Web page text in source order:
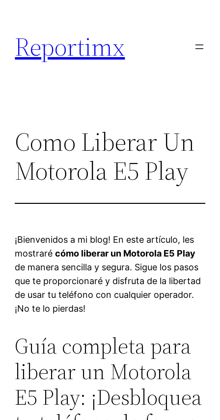
contenido
Reportimx
Como Liberar Un
Motorola E5 Play
¡Bienvenidos a mi blog! En este artículo, les
mostrarécómo liberar un Motorola E5 Play
de manera sencilla y segura. Sigue los pasos
que te proporcionaré y disfruta de la libertad
de usar tu teléfono con cualquier operador.
¡No te lo pierdas!
Guía completa para
liberar un Motorola
E5 Play: ¡Desbloquea